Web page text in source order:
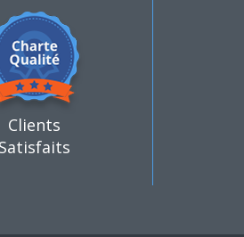
Clients
Satisfaits